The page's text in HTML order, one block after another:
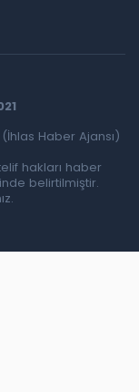
Haber Ajansı)
hakları haber
belirtilmiştir.